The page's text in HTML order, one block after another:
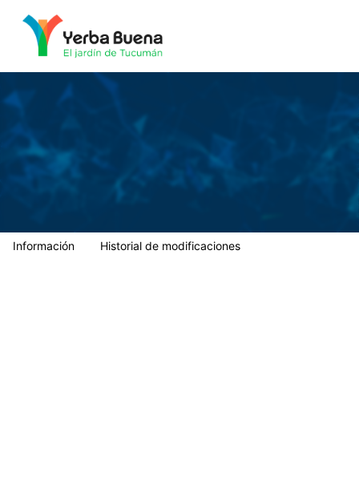
Información Historial de modificaciones